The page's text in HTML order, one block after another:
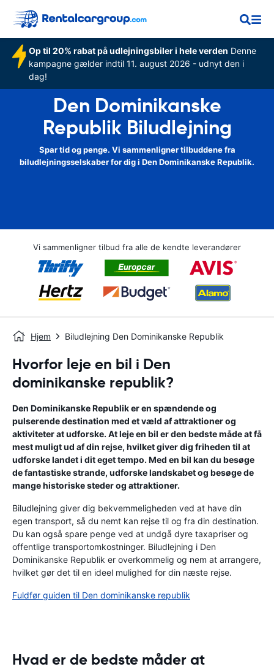
Op til 20% rabat på udlejningsbiler i hele verden Denne
kampagne gælder indtil 11. august 2026 - udnyt den i
dag!
Den Dominikanske
Republik Biludlejning
Spar tid og penge. Vi sammenligner tilbuddene fra
biludlejningsselskaber for dig i Den Dominikanske Republik.
Vi sammenligner tilbud fra alle de kendte leverandører
Hjem Biludlejning Den Dominikanske Republik
Hvorfor leje en bil i Den
dominikanske republik?
Den Dominikanske Republik er en spændende og
pulserende destination med et væld af attraktioner og
aktiviteter at udforske. At leje en bil er den bedste måde at få
mest muligt ud af din rejse, hvilket giver dig friheden til at
udforske landet i dit eget tempo. Med en bil kan du besøge
de fantastiske strande, udforske landskabet og besøge de
mange historiske steder og attraktioner.
Biludlejning giver dig bekvemmeligheden ved at have din
egen transport, så du nemt kan rejse til og fra din destination.
Du kan også spare penge ved at undgå dyre taxapriser og
offentlige transportomkostninger. Biludlejning i Den
Dominikanske Republik er overkommelig og nem at arrangere,
hvilket gør det til en ideel mulighed for din næste rejse.
Fuldfør guiden til Den dominikanske republik
Hvad er de bedste måder at